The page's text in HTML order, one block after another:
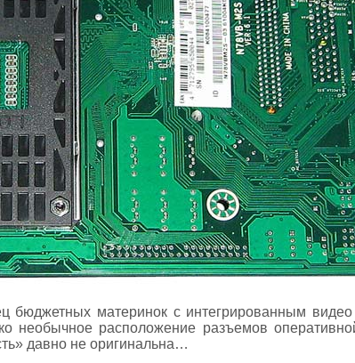
бюджетных материнок с интегрированным видео
необычное расположение разъемов
давно не оригинальна…